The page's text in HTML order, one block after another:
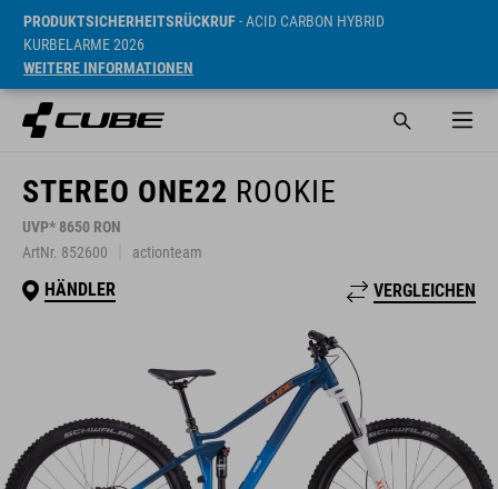
PRODUKTSICHERHEITSRÜCKRUF- ACID CARBON HYBRID
KURBELARME 2026
WEITERE INFORMATIONEN
STEREO ONE22 ROOKIE
UVP* 8650 RON
ArtNr. 852600
actionteam
HÄNDLER VERGLEICHEN